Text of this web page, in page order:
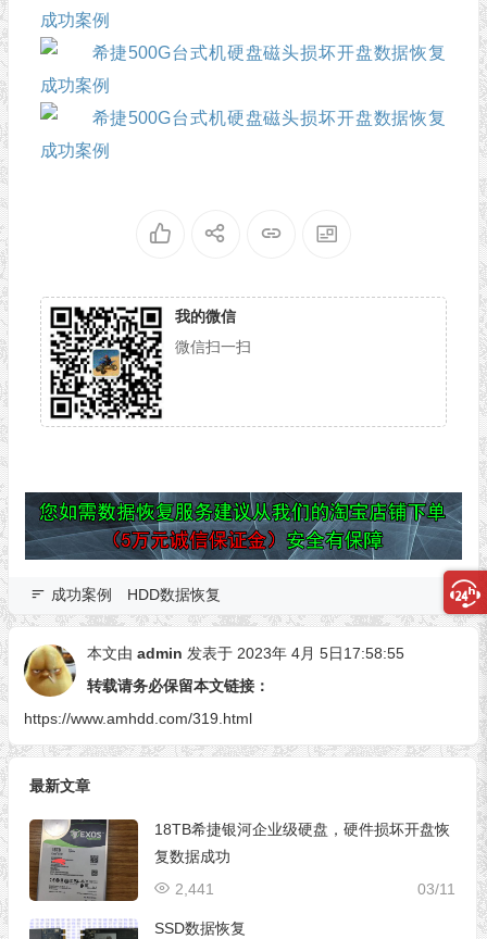
我的微信
微信扫一扫
成功案例 HDD数据恢复
本文由 admin 发表于 2023年 4月 5日17:58:55
转载请务必保留本文链接：
https://www.amhdd.com/319.html
最新文章
18TB希捷银河企业级硬盘，硬件损坏开盘恢
复数据成功
03/11
2,441
SSD数据恢复